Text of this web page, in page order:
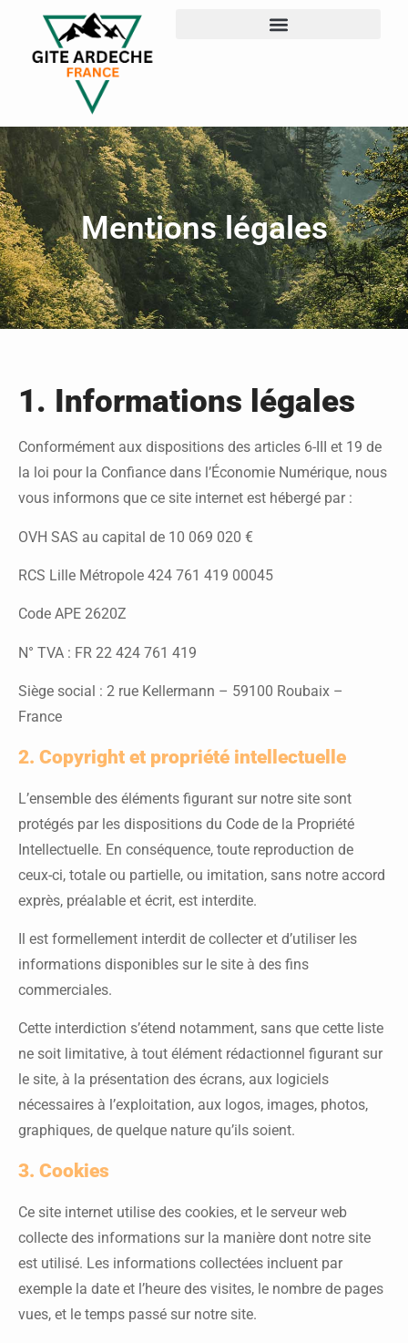
Mentions légales
1. Informations légales
Conformément aux dispositions des articles 6-III et 19 de
la loi pour la Confiance dans l’Économie Numérique, nous
vous informons que ce site internet est hébergé par :
OVH SAS au capital de 10 069 020 €
RCS Lille Métropole 424 761 419 00045
Code APE 2620Z
N° TVA : FR 22 424 761 419
Siège social : 2 rue Kellermann – 59100 Roubaix –
France
2. Copyright et propriété intellectuelle
L’ensemble des éléments figurant sur notre site sont
protégés par les dispositions du Code de la Propriété
Intellectuelle. En conséquence, toute reproduction de
ceux-ci, totale ou partielle, ou imitation, sans notre accord
exprès, préalable et écrit, est interdite.
Il est formellement interdit de collecter et d’utiliser les
informations disponibles sur le site à des fins
commerciales.
Cette interdiction s’étend notamment, sans que cette liste
ne soit limitative, à tout élément rédactionnel figurant sur
le site, à la présentation des écrans, aux logiciels
nécessaires à l’exploitation, aux logos, images, photos,
graphiques, de quelque nature qu’ils soient.
3. Cookies
Ce site internet utilise des cookies, et le serveur web
collecte des informations sur la manière dont notre site
est utilisé. Les informations collectées incluent par
exemple la date et l’heure des visites, le nombre de pages
vues, et le temps passé sur notre site.